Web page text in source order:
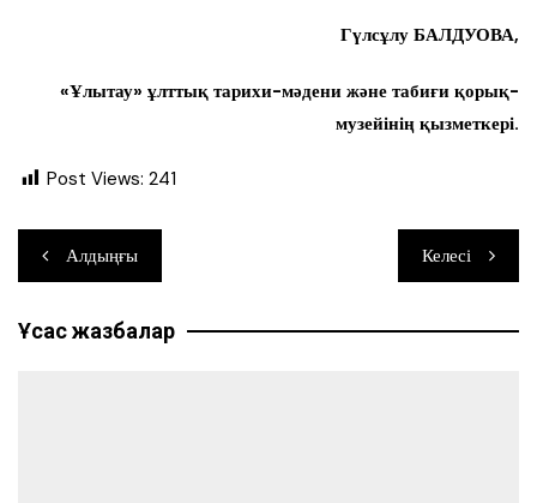
Гүлсұлу БАЛДУОВА,
«Ұлытау» ұлттық тарихи-мәдени және табиғи қорық-
музейінің қызметкері.
Post Views: 241
Навигация
по
записям
Алдыңғы Келесі
Ұқсас жазбалар